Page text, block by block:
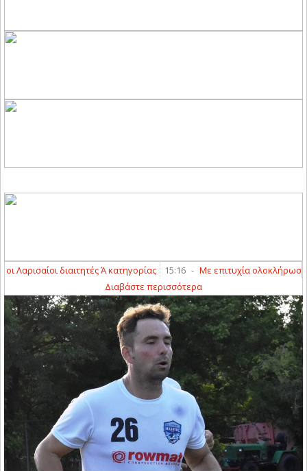
διαιτητές Ά κατηγορίας 15:16 -
Με επιτυχία ολοκλήρωσαν τα
Διαβάστε περισσότερα